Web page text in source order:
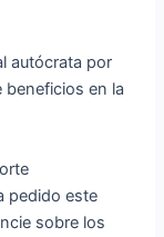
autócrata por
en la
pedido este
sobre los